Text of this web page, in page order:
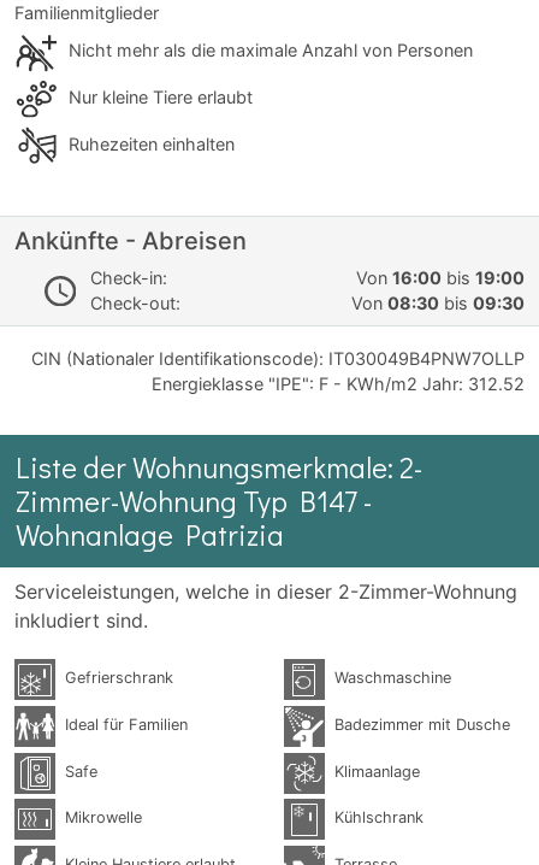
Familienmitglieder
Nicht mehr als die maximale Anzahl von Personen
Nur kleine Tiere erlaubt
Ruhezeiten einhalten
Ankünfte - Abreisen
Check-in: Von 16:00 bis 19:00
Check-out:
Von 08:30 bis 09:30
CIN (Nationaler Identifikationscode): IT030049B4PNW7OLLP
Energieklasse "IPE": F - KWh/m2 Jahr: 312.52
Liste der Wohnungsmerkmale: 2-
Zimmer-Wohnung Typ B147 -
Wohnanlage Patrizia
Serviceleistungen, welche in dieser 2-Zimmer-Wohnung
inkludiert sind.
Gefrierschrank Waschmaschine
Ideal für Familien Badezimmer mit Dusche
Safe Klimaanlage
Mikrowelle Kühlschrank